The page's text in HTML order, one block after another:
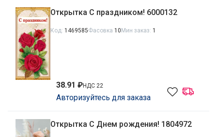
Открытка С праздником! 6000132
Код: 1469585Фасовка 10 Мин заказ: 1
38.91 ₽НДС 22
Авторизуйтесь для заказа
Открытка С Днем рождения! 1804972